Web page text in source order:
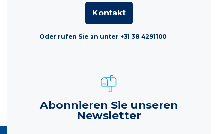
Kontakt
Oder rufen Sie an unter +31 38 4291100
Abonnieren Sie unseren
Newsletter